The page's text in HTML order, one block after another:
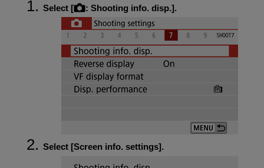
Select [ : Shooting info. disp.].
Select [Screen info. settings].